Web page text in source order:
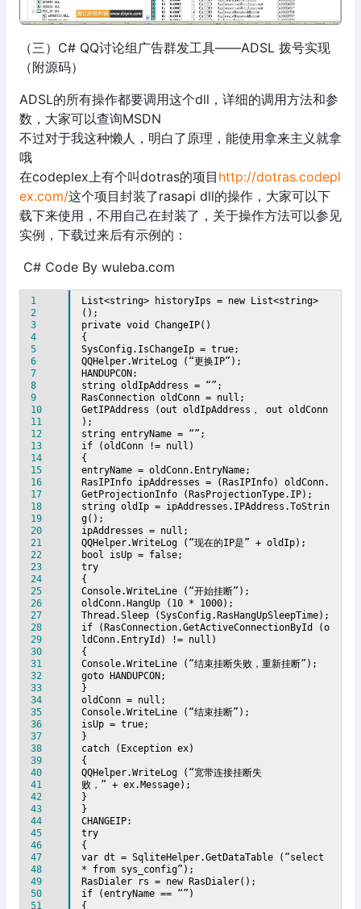
（三）C# QQ讨论组广告群发工具——ADSL 拨号实现
（附源码）
ADSL的所有操作都要调用这个dll，详细的调用方法和参
数，大家可以查询MSDN
不过对于我这种懒人，明白了原理，能使用拿来主义就拿
哦
在codeplex上有个叫dotras的项目 http://dotras.codepl
ex.com/这个项目封装了rasapi dll的操作，大家可以下
载下来使用，不用自己在封装了，关于操作方法可以参见
实例，下载过来后有示例的：
C# Code By wuleba.com
1
2
3
4
5
6
7
8
9
10
11
12
13
14
15
16
17
18
19
20
21
22
23
24
25
26
27
28
29
30
31
32
33
34
35
36
37
38
39
40
41
42
43
44
45
46
47
48
49
50
51
List<string> historyIps = new List<string>
();
private void ChangeIP()
{
SysConfig.IsChangeIp = true;
QQHelper.WriteLog (“更换IP”);
HANDUPCON:
string oldIpAddress = “”;
RasConnection oldConn = null;
GetIPAddress (out oldIpAddress， out oldConn
);
string entryName = “”;
if (oldConn != null)
{
entryName = oldConn.EntryName;
RasIPInfo ipAddresses = (RasIPInfo) oldConn.
GetProjectionInfo (RasProjectionType.IP);
string oldIp = ipAddresses.IPAddress.ToStrin
g();
ipAddresses = null;
QQHelper.WriteLog (“现在的IP是” + oldIp);
bool isUp = false;
try
{
Console.WriteLine (“开始挂断”);
oldConn.HangUp (10 * 1000);
Thread.Sleep (SysConfig.RasHangUpSleepTime);
if (RasConnection.GetActiveConnectionById (o
ldConn.EntryId) != null)
{
Console.WriteLine (“结束挂断失败，重新挂断”);
goto HANDUPCON;
}
oldConn = null;
Console.WriteLine (“结束挂断”);
isUp = true;
}
catch (Exception ex)
{
QQHelper.WriteLog (“宽带连接挂断失
败，” + ex.Message);
}
}
CHANGEIP:
try
{
var dt = SqliteHelper.GetDataTable (“select
* from sys_config”);
RasDialer rs = new RasDialer();
if (entryName == “”)
{